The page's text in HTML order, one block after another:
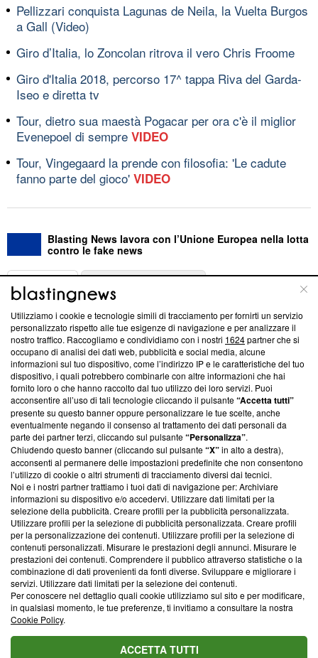
Pellizzari conquista Lagunas de Neila, la Vuelta Burgos
a Gall (Video)
Giro d’Italia, lo Zoncolan ritrova il vero Chris Froome
Giro d'Italia 2018, percorso 17^ tappa Riva del Garda-
Iseo e diretta tv
Tour, dietro sua maestà Pogacar per ora c'è il miglior
Evenepoel di sempre VIDEO
Tour, Vingegaard la prende con filosofia: 'Le cadute
fanno parte del gioco' VIDEO
Blasting News lavora con l’Unione Europea nella lotta
contro le fake news
ABOUT
Questa sezione offre informazioni trasparenti su Blasting
News, sui nostri processi editoriali e su come ci impegniamo a
creare news di qualità. Inoltre, afferma la nostra aderenza a
‘Trust Project - News with Integrity’Blasting News non è
ancora membro del programma, ma ha richiesto di farne
parte; Trust Project non ha ancora effettuato una verifica di
conformità agli standard.
Su di noi
Team editoriale
Corporate
Redazione
Informativa Privacy
Cookie Policy
Blasting SA, IDI CHE-247.845.224, Via Carlo Frasca, 3 - 6900
Lugano (Svizzera) Tel:+39 0690258937
© 2026 Blasting News
Utilizziamo i cookie e tecnologie simili di tracciamento per fornirti un servizio
personalizzato rispetto alle tue esigenze di navigazione e per analizzare il
nostro traffico. Raccogliamo e condividiamo con i nostri 1624partner che si
occupano di analisi dei dati web, pubblicità e social media, alcune
informazioni sul tuo dispositivo, come l’indirizzo IP e le caratteristiche del tuo
dispositivo, i quali potrebbero combinarle con altre informazioni che hai
fornito loro o che hanno raccolto dal tuo utilizzo dei loro servizi. Puoi
acconsentire all’uso di tali tecnologie cliccando il pulsante“Accetta tutti”
presente su questo banner oppure personalizzare le tue scelte, anche
eventualmente negando il consenso al trattamento dei dati personali da
parte dei partner terzi, cliccando sul pulsante“Personalizza”.
Chiudendo questo banner (cliccando sul pulsante“X”in alto a destra),
acconsenti al permanere delle impostazioni predefinite che non consentono
l’utilizzo di cookie o altri strumenti di tracciamento diversi dai tecnici.
Noi e i nostri partner trattiamo i tuoi dati di navigazione per: Archiviare
informazioni su dispositivo e/o accedervi. Utilizzare dati limitati per la
selezione della pubblicità. Creare profili per la pubblicità personalizzata.
Utilizzare profili per la selezione di pubblicità personalizzata. Creare profili
per la personalizzazione dei contenuti. Utilizzare profili per la selezione di
contenuti personalizzati. Misurare le prestazioni degli annunci. Misurare le
prestazioni dei contenuti. Comprendere il pubblico attraverso statistiche o la
combinazione di dati provenienti da fonti diverse. Sviluppare e migliorare i
servizi. Utilizzare dati limitati per la selezione dei contenuti.
Per conoscere nel dettaglio quali cookie utilizziamo sul sito e per modificare,
in qualsiasi momento, le tue preferenze, ti invitiamo a consultare la nostra
Cookie Policy.
ACCETTA TUTTI